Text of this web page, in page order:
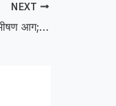
NEXT
Massive Fire :मेहकर शहरात भीषण आग; चार दुकाने जळून खाक, लाखो रुपयांचे नुकसान